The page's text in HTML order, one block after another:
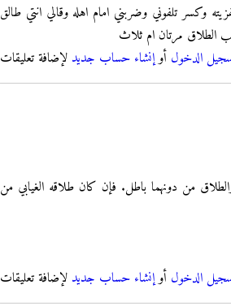
وكسر تلفوني وضربني امام اهله وقالي انتي طالق
الطلاق مرتان ام ثلاث
الدخول أوإنشاء حساب جديد لإضافة تعليقات
من دونهما باطل. فإن كان طلاقه الغيابي من
الدخول أوإنشاء حساب جديد لإضافة تعليقات